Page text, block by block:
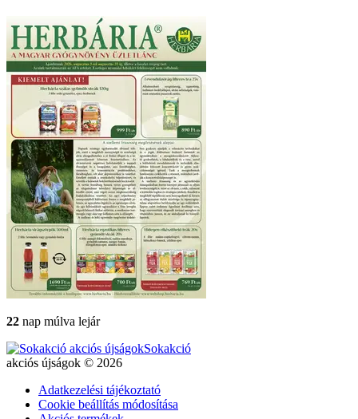
22 nap múlva lejár
Sokakció
akciós újságok © 2026
Adatkezelési tájékoztató
Cookie beállítás módosítása